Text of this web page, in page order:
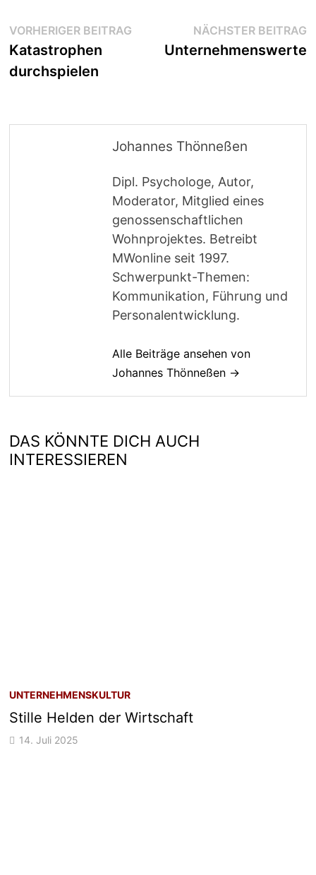
Beitragsnavigation
VORHERIGER BEITRAG Vorheriger
Beitrag:
Katastrophen
durchspielen
NÄCHSTER BEITRAG
Unternehmenswerte
Johannes Thönneßen
Dipl. Psychologe, Autor,
Moderator, Mitglied eines
genossenschaftlichen
Wohnprojektes. Betreibt
MWonline seit 1997.
Schwerpunkt-Themen:
Kommunikation, Führung und
Personalentwicklung.
Alle Beiträge ansehen von
Johannes Thönneßen →
DAS KÖNNTE DICH AUCH
INTERESSIEREN
UNTERNEHMENSKULTUR
Stille Helden der Wirtschaft
14. Juli 2025